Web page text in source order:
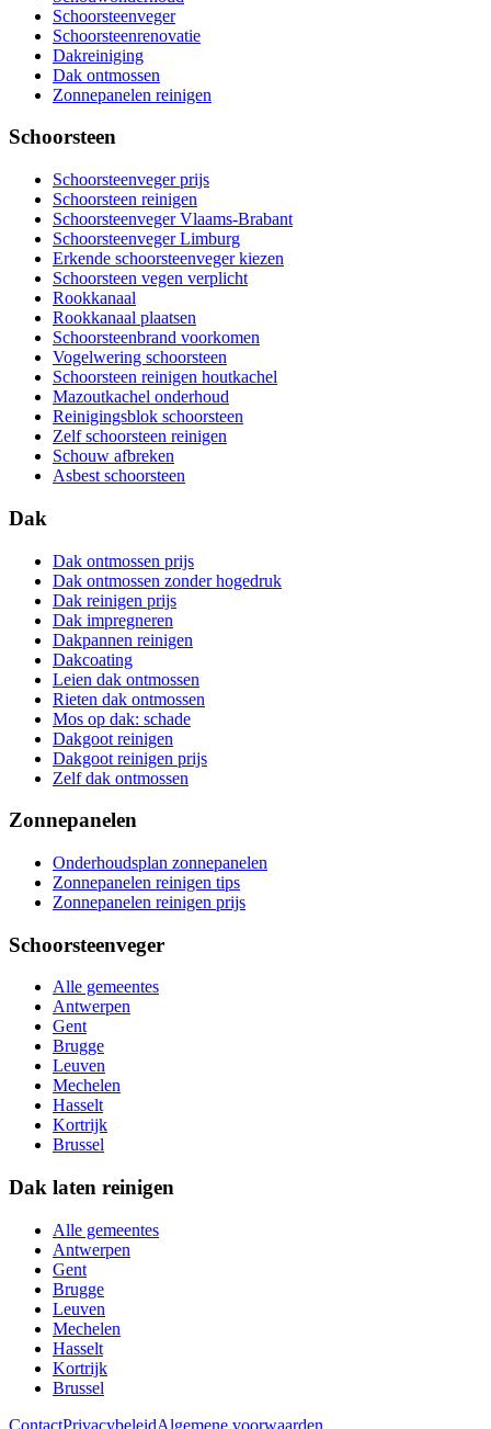
Schoorsteenveger
Schoorsteenrenovatie
Dakreiniging
Dak ontmossen
Zonnepanelen reinigen
Schoorsteen
Schoorsteenveger prijs
Schoorsteen reinigen
Schoorsteenveger Vlaams-Brabant
Schoorsteenveger Limburg
Erkende schoorsteenveger kiezen
Schoorsteen vegen verplicht
Rookkanaal
Rookkanaal plaatsen
Schoorsteenbrand voorkomen
Vogelwering schoorsteen
Schoorsteen reinigen houtkachel
Mazoutkachel onderhoud
Reinigingsblok schoorsteen
Zelf schoorsteen reinigen
Schouw afbreken
Asbest schoorsteen
Dak
Dak ontmossen prijs
Dak ontmossen zonder hogedruk
Dak reinigen prijs
Dak impregneren
Dakpannen reinigen
Dakcoating
Leien dak ontmossen
Rieten dak ontmossen
Mos op dak: schade
Dakgoot reinigen
Dakgoot reinigen prijs
Zelf dak ontmossen
Zonnepanelen
Onderhoudsplan zonnepanelen
Zonnepanelen reinigen tips
Zonnepanelen reinigen prijs
Schoorsteenveger
Alle gemeentes
Antwerpen
Gent
Brugge
Leuven
Mechelen
Hasselt
Kortrijk
Brussel
Dak laten reinigen
Alle gemeentes
Antwerpen
Gent
Brugge
Leuven
Mechelen
Hasselt
Kortrijk
Brussel
ContactPrivacybeleidAlgemene voorwaarden